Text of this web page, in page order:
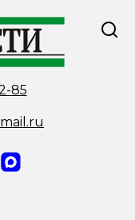
85